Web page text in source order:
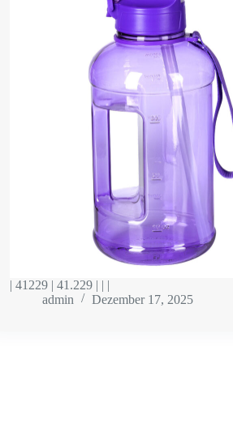
| 41229 | 41.229 | | |
admin
Dezember 17, 2025